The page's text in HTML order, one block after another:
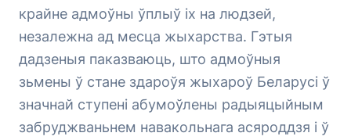
крайне адмоўны ўплыў іх на людзей,
незалежна ад месца жыхарства. Гэтыя
дадзеныя паказваюць, што адмоўныя
зьмены ў стане здароўя жыхароў Беларусі ў
значнай ступені абумоўлены радыяцыйным
забруджваньнем навакольнага асяроддзя і ў